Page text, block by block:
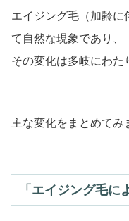
エイジング毛（加齢に
て自然な現象であり、
その変化は多岐にわた
主な変化をまとめてみ
「エイジング毛に